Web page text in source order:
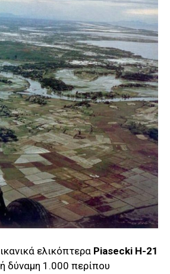
ελικόπτερα Piasecki H-21
δύναμη 1.000 περίπου